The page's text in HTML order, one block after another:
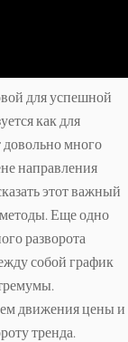
для успешной
как для
довольно много
направления
этот важный
методы. Еще одно
разворота
собой график
движения цены и
тренда.